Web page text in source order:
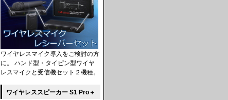
ワイヤレスマイク導入をご検討の方
に。 ハンド型・タイピン型ワイヤ
レスマイクと受信機セット２機種。
ワイヤレススピーカー S1 Pro＋